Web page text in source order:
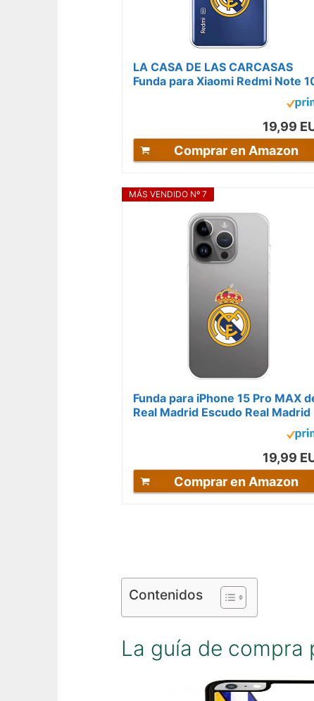
LA CASA DE LAS CARCASAS
Funda para Xiaomi Redmi Note
19,99
Comprar en Amazon
MÁS VENDIDO Nº 7
Funda para iPhone 15 Pro MAX
Real Madrid Escudo Real Madrid
19,99
Comprar en Amazon
Contenidos
La guía de compra